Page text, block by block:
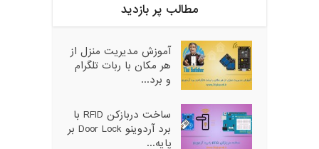
مطالب پر بازدید
آموزش مدیریت منزل از
هر مکان با ربات تلگرام
و برد...
ساخت دربازکن RFID با
برد آردوینو Door Lock بر
پایه...